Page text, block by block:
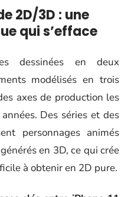
2D/3D : une
qui s’efface
dessinées en deux
modélisés en trois
axes de production les
Des séries et des
personnages animés
en 3D, ce qui crée
à obtenir en 2D pure.